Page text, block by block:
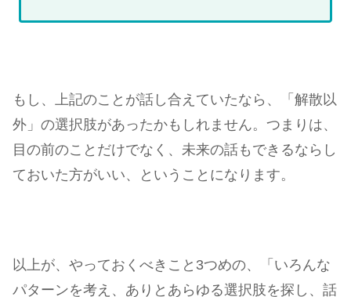
もし、上記のことが話し合えていたなら、「解散以
外」の選択肢があったかもしれません。つまりは、
目の前のことだけでなく、未来の話もできるならし
ておいた方がいい、ということになります。
以上が、やっておくべきこと3つめの、「いろんな
パターンを考え、ありとあらゆる選択肢を探し、話